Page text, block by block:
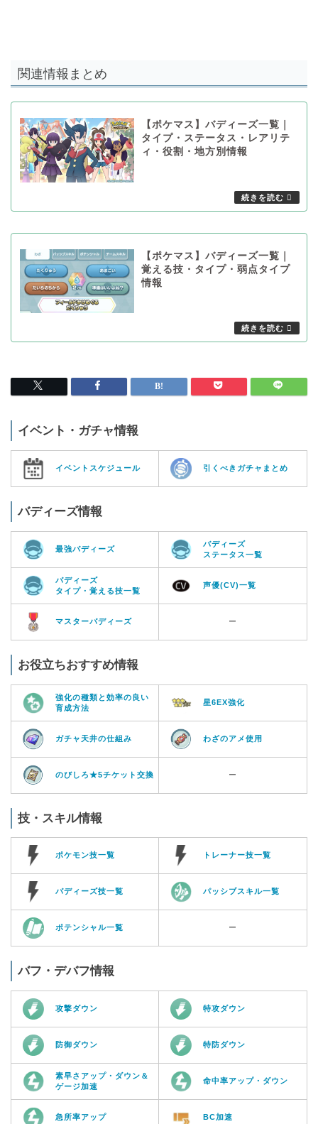
関連情報まとめ
【ポケマス】バディーズ一覧｜
タイプ・ステータス・レアリテ
ィ・役割・地方別情報
【ポケマス】バディーズ一覧｜
覚える技・タイプ・弱点タイプ
情報
イベント・ガチャ情報
イベントスケジュール 引くべきガチャまとめ
バディーズ情報
最強バディーズ
バディーズ
ステータス一覧
バディーズ
タイプ・覚える技一覧
声優(CV)一覧
マスターバディーズ ー
お役立ちおすすめ情報
強化の種類と効率の良い
育成方法
星6EX強化
ガチャ天井の仕組み わざのアメ使用
のびしろ★5チケット交換 ー
技・スキル情報
ポケモン技一覧 トレーナー技一覧
バディーズ技一覧 パッシブスキル一覧
ポテンシャル一覧 ー
バフ・デバフ情報
攻撃ダウン 特攻ダウン
防御ダウン 特防ダウン
素早さアップ・ダウン＆
ゲージ加速
命中率アップ・ダウン
急所率アップ BC加速